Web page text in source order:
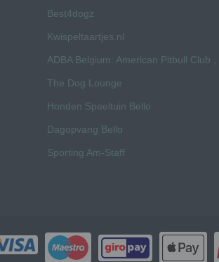
Best4dogz
Kwispeltaartjes.nl
ADBA Belgium: American Pitbull Club
The Dog Lounge
Honden Speeltuin Bello
Dagopvang Bello
Sporting Am-Staff